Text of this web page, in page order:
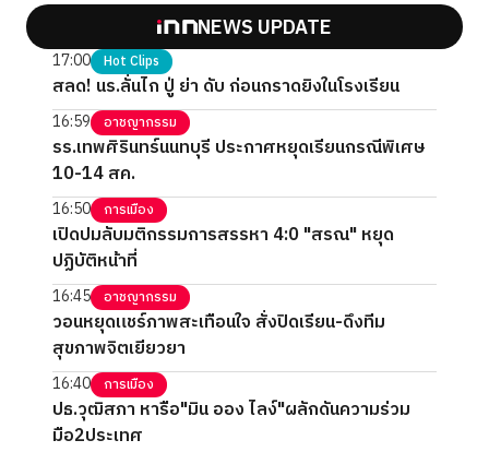
NEWS UPDATE
17:00 Hot Clips
สลด! นร.ลั่นไก ปู่ ย่า ดับ ก่อนกราดยิงในโรงเรียน
16:59 อาชญากรรม
รร.เทพศิรินทร์นนทบุรี ประกาศหยุดเรียนกรณีพิเศษ
10-14 สค.
16:50 การเมือง
เปิดปมลับมติกรรมการสรรหา 4:0 "สรณ" หยุด
ปฏิบัติหน้าที่
16:45 อาชญากรรม
วอนหยุดแชร์ภาพสะเทือนใจ สั่งปิดเรียน-ดึงทีม
สุขภาพจิตเยียวยา
16:40 การเมือง
ปธ.วุฒิสภา หารือ"มิน ออง ไลง์"ผลักดันความร่วม
มือ2ประเทศ